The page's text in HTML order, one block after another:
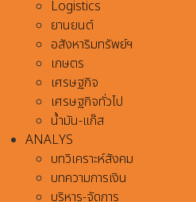
Logistics
ยานยนต์
อสังหาริมทรัพย์ฯ
เกษตร
เศรษฐกิจ
เศรษฐกิจทั่วไป
น้ำมัน-แก๊ส
ANALYS
บทวิเคราะห์สังคม
บทความการเงิน
บริหาร-จัดการ